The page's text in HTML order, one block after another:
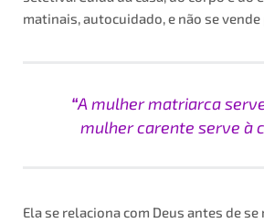
matinais, autocuidado, e não se
“A mulher matriarca
mulher carente serve à
Ela se relaciona com Deus antes de